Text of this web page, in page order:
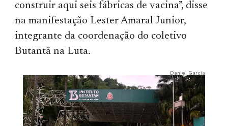
construir aqui seis fábricas de vacina”, disse
na manifestação Lester Amaral Junior,
integrante da coordenação do coletivo
Butantã na Luta.
Daniel Garcia